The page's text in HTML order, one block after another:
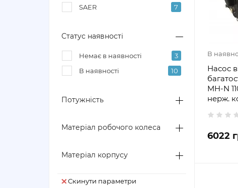
SAER
7
Статус наявності
Немає в наявності
3
В наявності
10
Потужність
Матеріал робочого колеса
Матеріал корпусу
Скинути параметри
В
Насос
MH-N
нерж.
6022